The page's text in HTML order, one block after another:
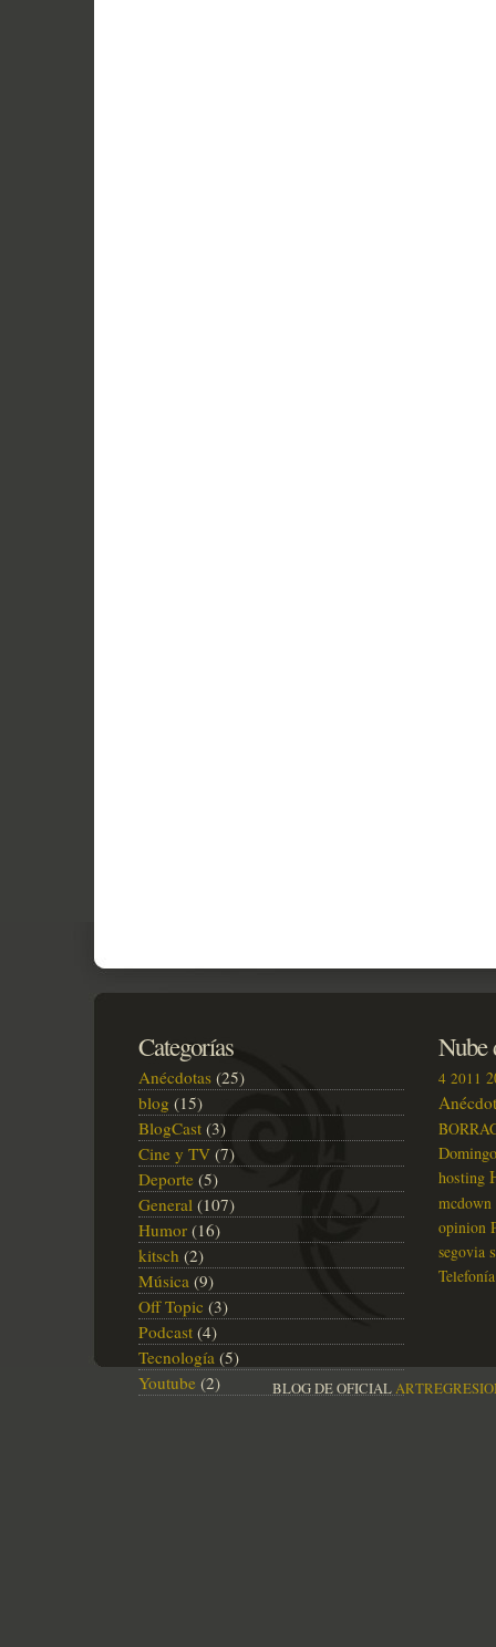
Categorías
Anécdotas (25)
blog (15)
BlogCast (3)
Cine y TV (7)
Deporte (5)
General (107)
Humor (16)
kitsch (2)
Música (9)
Off Topic (3)
Podcast (4)
Tecnología (5)
Youtube (2)
Nube
4 2011
Domingo
hosting
mcdown
opinion
segovia
Telefonía
BLOG DE OFICIAL